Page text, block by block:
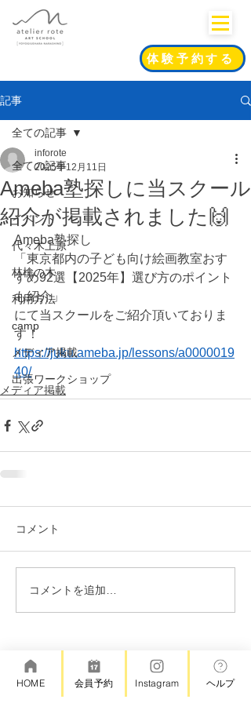
体験予約する
記事
全ての記事
お知らせ
イベント
代々木上原
林檎の木
利用方法
camp
メディア掲載
出張ワークショップ
全ての記事
Ameba塾探しに当スクール
紹介が掲載されました🙌
inforote
2025年12月11日
Ameba塾探し
「東京都内の子ども向け絵画教室おす
すめ92選【2025年】選び方のポイント
も紹介」
にて当スクールをご紹介頂いておりま
す！
https://juku.ameba.jp/lessons/a0000019
40/
メディア掲載
コメント
コメントを追加…
©アトリエろて
HOME 会員予約 Instagram ヘルプ